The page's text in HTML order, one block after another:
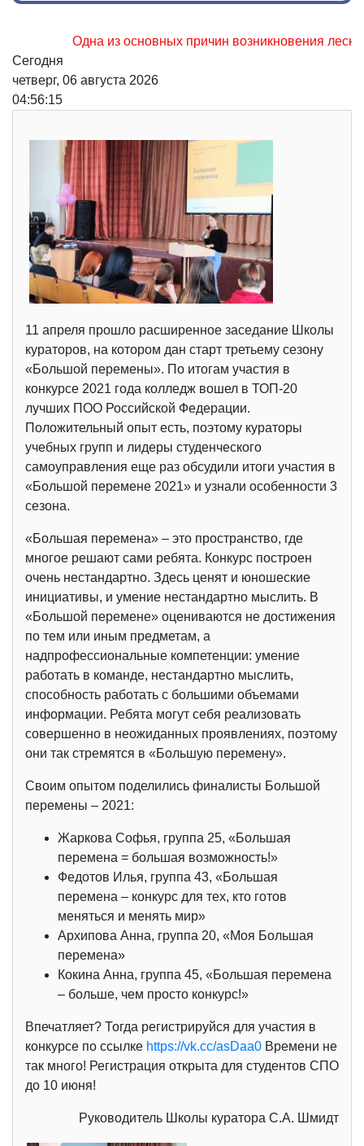
Одна из основных причин возникновения лесных
Сегодня
четверг, 06 августа 2026
04:56:16
11 апреля прошло расширенное заседание Школы
кураторов, на котором дан старт третьему сезону
«Большой перемены». По итогам участия в
конкурсе 2021 года колледж вошел в ТОП-20
лучших ПОО Российской Федерации.
Положительный опыт есть, поэтому кураторы
учебных групп и лидеры студенческого
самоуправления еще раз обсудили итоги участия в
«Большой перемене 2021» и узнали особенности 3
сезона.
«Большая перемена» – это пространство, где
многое решают сами ребята. Конкурс построен
очень нестандартно. Здесь ценят и юношеские
инициативы, и умение нестандартно мыслить. В
«Большой перемене» оцениваются не достижения
по тем или иным предметам, а
надпрофессиональные компетенции: умение
работать в команде, нестандартно мыслить,
способность работать с большими объемами
информации. Ребята могут себя реализовать
совершенно в неожиданных проявлениях, поэтому
они так стремятся в «Большую перемену».
Своим опытом поделились финалисты Большой
перемены – 2021:
Жаркова Софья, группа 25, «Большая
перемена = большая возможность!»
Федотов Илья, группа 43, «Большая
перемена – конкурс для тех, кто готов
меняться и менять мир»
Архипова Анна, группа 20, «Моя Большая
перемена»
Кокина Анна, группа 45, «Большая перемена
– больше, чем просто конкурс!»
Впечатляет? Тогда регистрируйся для участия в
конкурсе по ссылке https://vk.cc/asDaa0 Времени не
так много! Регистрация открыта для студентов СПО
до 10 июня!
Руководитель Школы куратора С.А. Шмидт